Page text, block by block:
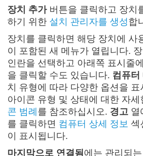
장치 추가버튼을 클릭하고 장치
하기 위한 설치 관리자를 생성합
장치를 클릭하면 해당 장치에 사
이 포함된 새 메뉴가 열립니다.
인란을 선택하고 아래쪽 표시줄
을 클릭할 수도 있습니다. 컴퓨터
치 유형에 따라 다양한 옵션을 표
아이콘 유형 및 상태에 대한 자세
콘 범례를 참조하십시오. 경고 열
를 클릭하면 컴퓨터 상세 정보 섹
이 표시됩니다.
마지막으로 연결됨에는 관리되